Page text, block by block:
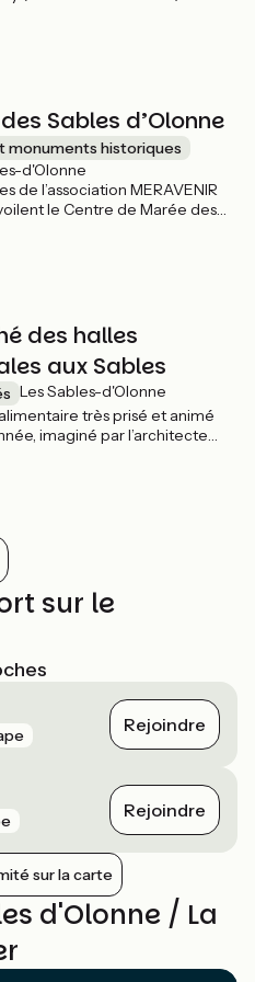
Sables d’Olonne
monuments historiques
d'Olonne
de l’association MERAVENIR
le Centre de Marée des
des halles
aux Sables
Les Sables-d'Olonne
très prisé et animé
imaginé par l’architecte
sur le
Rejoindre
Rejoindre
sur la carte
d'Olonne / La